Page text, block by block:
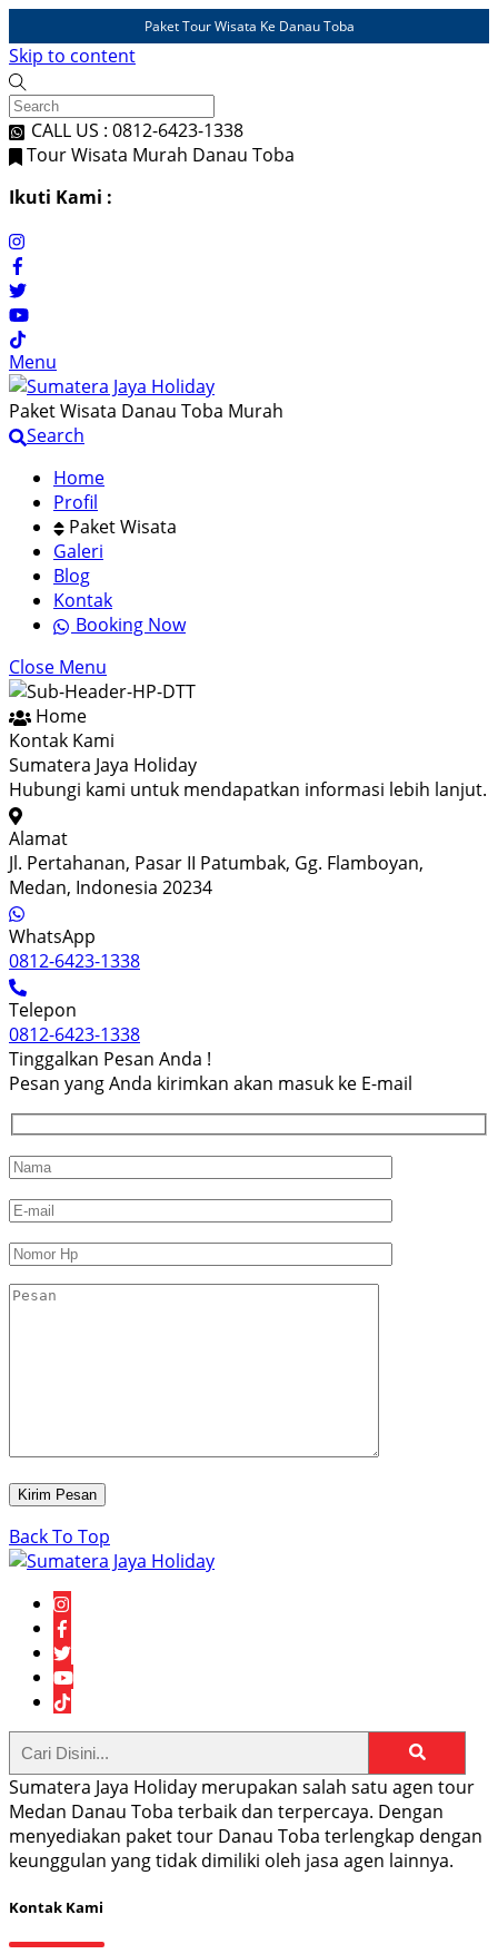
Paket Tour Wisata Ke Danau Toba
Skip to content
CALL US : 0812-6423-1338
Tour Wisata Murah Danau Toba
Ikuti Kami :
Menu
Paket Wisata Danau Toba Murah
Search
Home
Profil
Paket Wisata
Galeri
Blog
Kontak
Booking Now
Close Menu
Home
Kontak Kami
Sumatera Jaya Holiday
Hubungi kami untuk mendapatkan informasi lebih lanjut.
Alamat
Jl. Pertahanan, Pasar II Patumbak, Gg. Flamboyan,
Medan, Indonesia 20234
WhatsApp
0812-6423-1338
Telepon
0812-6423-1338
Tinggalkan Pesan Anda !
Pesan yang Anda kirimkan akan masuk ke E-mail
Back To Top
Sumatera Jaya Holiday merupakan salah satu agen tour
Medan Danau Toba terbaik dan terpercaya. Dengan
menyediakan paket tour Danau Toba terlengkap dengan
keunggulan yang tidak dimiliki oleh jasa agen lainnya.
Kontak Kami